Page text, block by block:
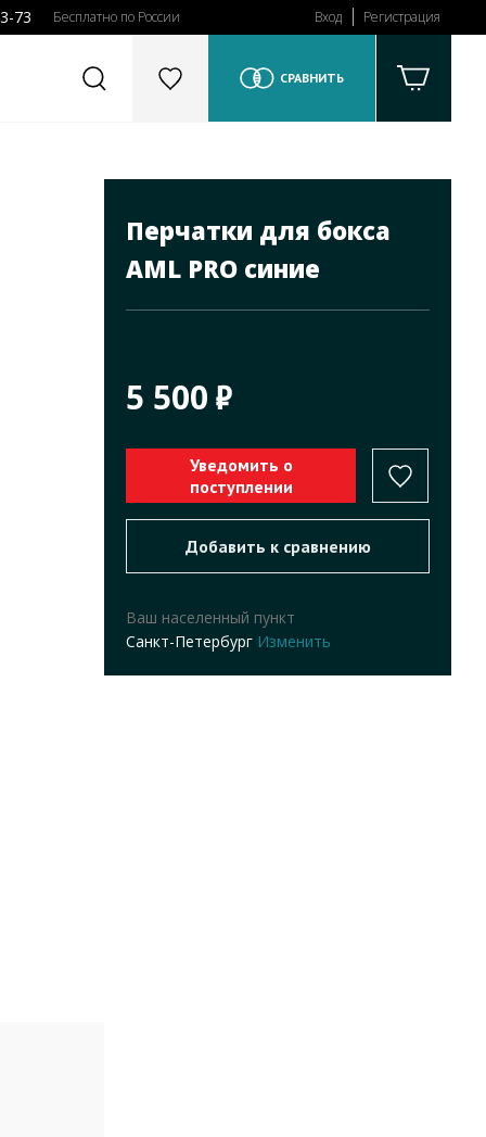
73 Бесплатно по России Вход Регистрация
СРАВНИТЬ
Перчатки для бокса
AML PRO синие
5 500
Ваш населенный пункт
Санкт-Петербург Изменить